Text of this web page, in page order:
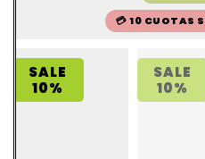
💳 10 CUOTAS
SALE
10%
SALE
10%